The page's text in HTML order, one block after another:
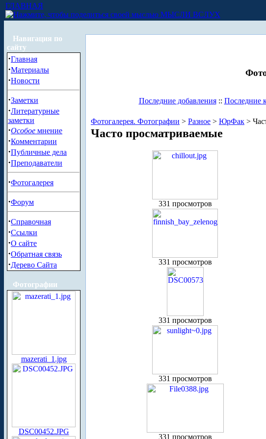
ГЛАВНАЯ
МЫСЛИ ВСЛУХ
Навигация по
сайту
·Главная
·Материалы
·Новости
·Заметки
·Литературные
заметки
·Особое мнение
·Комментарии
·Публичные дела
·Преподаватели
·Фотогалерея
·Форум
·Справочная
·Ссылки
·О сайте
·Обратная связь
·Дерево Сайта
Фотографии
mazerati_1.jpg
DSC00452.JPG
Последние добавления:: Последние
Фотогалерея. Фотографии > Разное > ЮрФак >
Часто просматриваемые
331 просмотров
331 просмотров
331 просмотров
331 просмотров
331 просмотров